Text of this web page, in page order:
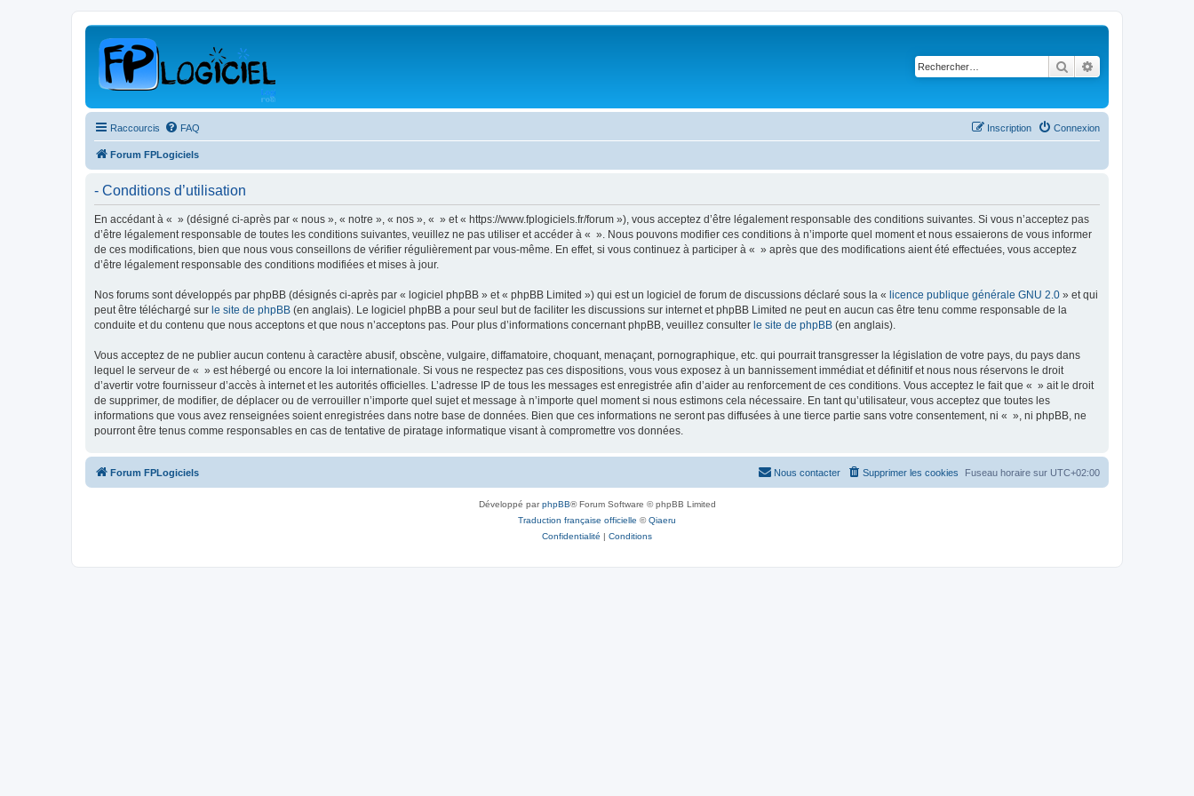
Rechercher
Raccourcis FAQ Connexion
Inscription
Forum FPLogiciels
- Conditions d’utilisation
En accédant à « » (désigné ci-après par « nous », « notre », « nos », « » et « https://www.fplogiciels.fr/forum »), vous acceptez d’être légalement responsable des conditions suivantes. Si vous n’acceptez pas
d’être légalement responsable de toutes les conditions suivantes, veuillez ne pas utiliser et accéder à « ». Nous pouvons modifier ces conditions à n’importe quel moment et nous essaierons de vous informer
de ces modifications, bien que nous vous conseillons de vérifier régulièrement par vous-même. En effet, si vous continuez à participer à « » après que des modifications aient été effectuées, vous acceptez
d’être légalement responsable des conditions modifiées et mises à jour.
Nos forums sont développés par phpBB (désignés ci-après par « logiciel phpBB » et « phpBB Limited ») qui est un logiciel de forum de discussions déclaré sous la « licence publique générale GNU 2.0 » et qui
peut être téléchargé sur le site de phpBB (en anglais). Le logiciel phpBB a pour seul but de faciliter les discussions sur internet et phpBB Limited ne peut en aucun cas être tenu comme responsable de la
conduite et du contenu que nous acceptons et que nous n’acceptons pas. Pour plus d’informations concernant phpBB, veuillez consulter le site de phpBB (en anglais).
Vous acceptez de ne publier aucun contenu à caractère abusif, obscène, vulgaire, diffamatoire, choquant, menaçant, pornographique, etc. qui pourrait transgresser la législation de votre pays, du pays dans
lequel le serveur de « » est hébergé ou encore la loi internationale. Si vous ne respectez pas ces dispositions, vous vous exposez à un bannissement immédiat et définitif et nous nous réservons le droit
d’avertir votre fournisseur d’accès à internet et les autorités officielles. L’adresse IP de tous les messages est enregistrée afin d’aider au renforcement de ces conditions. Vous acceptez le fait que « » ait le droit
de supprimer, de modifier, de déplacer ou de verrouiller n’importe quel sujet et message à n’importe quel moment si nous estimons cela nécessaire. En tant qu’utilisateur, vous acceptez que toutes les
informations que vous avez renseignées soient enregistrées dans notre base de données. Bien que ces informations ne seront pas diffusées à une tierce partie sans votre consentement, ni « », ni phpBB, ne
pourront être tenus comme responsables en cas de tentative de piratage informatique visant à compromettre vos données.
Forum FPLogiciels Fuseau horaire sur UTC+02:00
Supprimer les cookies
Nous contacter
Développé parphpBB® Forum Software © phpBB Limited
Traduction française officielle ©Qiaeru
Confidentialité | Conditions